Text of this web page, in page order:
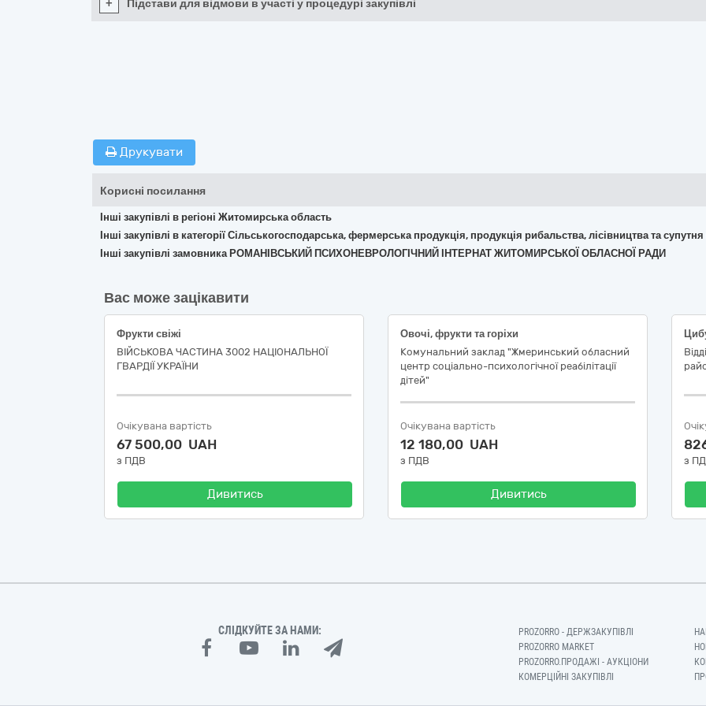
+ Підстави для відмови в участі у процедурі закупівлі
Друкувати
Корисні посилання
Інші закупівлі в регіоні Житомирська область
Інші закупівлі в категорії Сільськогосподарська, фермерська продукція, продукція рибальства, лісівництва та
Інші закупівлі замовника РОМАНІВСЬКИЙ ПСИХОНЕВРОЛОГІЧНИЙ ІНТЕРНАТ ЖИТОМИРСЬКОЇ ОБЛАСНОЇ РАДИ
Вас може зацікавити
Фрукти свіжі
ВІЙСЬКОВА ЧАСТИНА 3002 НАЦІОНАЛЬНОЇ
ГВАРДІЇ УКРАЇНИ
Очікувана вартість
67 500,00 UAH
з ПДВ
Дивитись
Овочі, фрукти та горіхи
Комунальний заклад "Жмеринський обласний
центр соціально-психологічної реабілітації
дітей"
Очікувана вартість
12 180,00 UAH
з ПДВ
Дивитись
з
СЛІДКУЙТЕ ЗА НАМИ:
PROZORRO - ДЕРЖЗАКУПІВЛІ
PROZORRO MARKET
PROZORRO.ПРОДАЖІ - АУКЦІОНИ
КОМЕРЦІЙНІ ЗАКУПІВЛІ